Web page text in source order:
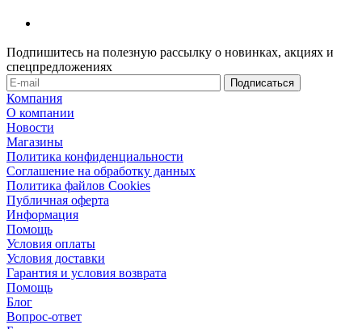
Подпишитесь на полезную рассылку о новинках, акциях и
спецпредложениях
Компания
О компании
Новости
Магазины
Политика конфиденциальности
Соглашение на обработку данных
Политика файлов Cookies
Публичная оферта
Информация
Помощь
Условия оплаты
Условия доставки
Гарантия и условия возврата
Помощь
Блог
Вопрос-ответ